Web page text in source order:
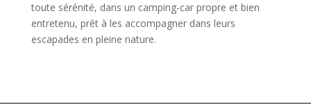
toute sérénité, dans un camping-car propre et bien
entretenu, prêt à les accompagner dans leurs
escapades en pleine nature.